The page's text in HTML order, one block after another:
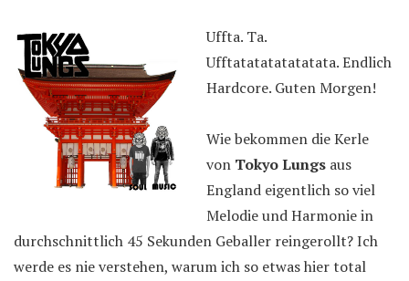
Uffta. Ta.
Ufftatatatatatatata. Endlich
Hardcore. Guten Morgen!
Wie bekommen die Kerle
von Tokyo Lungs aus
England eigentlich so viel
Melodie und Harmonie in
durchschnittlich 45 Sekunden Geballer reingerollt? Ich
werde es nie verstehen, warum ich so etwas hier total